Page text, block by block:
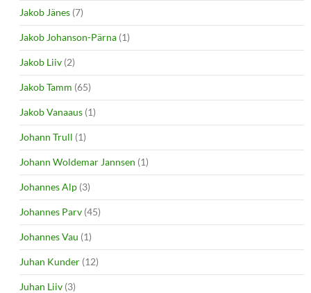
Jakob Jänes (7)
Jakob Johanson-Pärna (1)
Jakob Liiv (2)
Jakob Tamm (65)
Jakob Vanaaus (1)
Johann Trull (1)
Johann Woldemar Jannsen (1)
Johannes Alp (3)
Johannes Parv (45)
Johannes Vau (1)
Juhan Kunder (12)
Juhan Liiv (3)